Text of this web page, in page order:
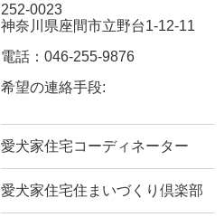
252-0023
神奈川県座間市立野台1-12-11
電話：046-255-9876
希望の連絡手段:
愛犬家住宅コーディネーター
愛犬家住宅住まいづくり倶楽部